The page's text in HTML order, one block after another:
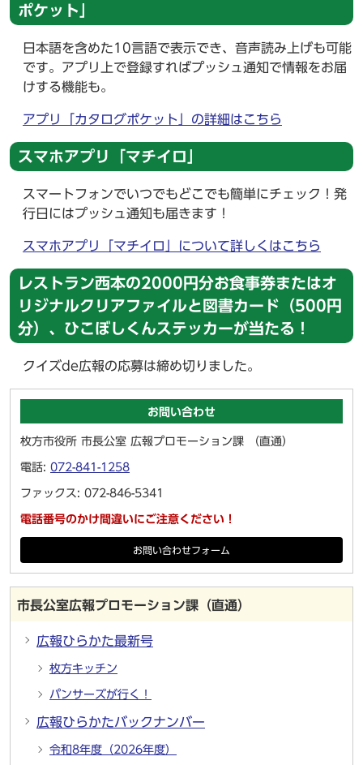
ポケット」
日本語を含めた10言語で表示でき、音声読み上げも可能
です。アプリ上で登録すればプッシュ通知で情報をお届
けする機能も。
アプリ「カタログポケット」の詳細はこちら
スマホアプリ「マチイロ」
スマートフォンでいつでもどこでも簡単にチェック！発
行日にはプッシュ通知も届きます！
スマホアプリ「マチイロ」について詳しくはこちら
レストラン西本の2000円分お食事券またはオ
リジナルクリアファイルと図書カード（500円
分）、ひこぼしくんステッカーが当たる！
クイズde広報の応募は締め切りました。
お問い合わせ
枚方市役所 市長公室 広報プロモーション課 （直通）
電話: 072-841-1258
ファックス: 072-846-5341
電話番号のかけ間違いにご注意ください！
お問い合わせフォーム
市長公室広報プロモーション課（直通）
広報ひらかた最新号
枚方キッチン
パンサーズが行く！
広報ひらかたバックナンバー
令和8年度（2026年度）